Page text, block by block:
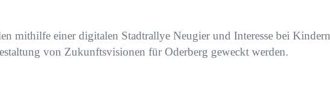
mithilfe einer digitalen Stadtrallye Neugier und Interesse bei Kindern
von Zukunftsvisionen für Oderberg geweckt werden.